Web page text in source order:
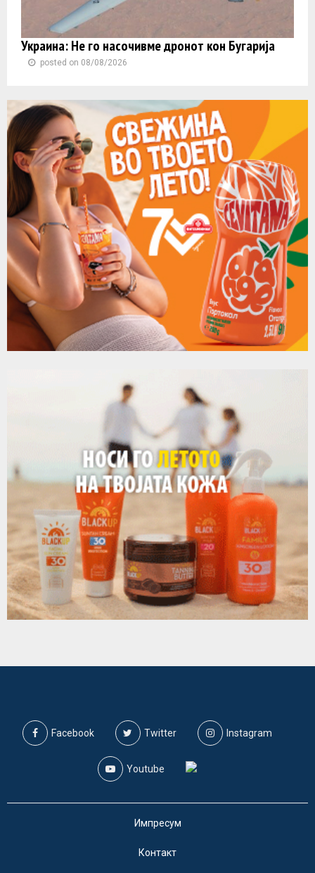
Украина: Не го насочивме дронот кон Бугарија
posted on 08/08/2026
Facebook Twitter Instagram
Youtube
Импресум
Контакт